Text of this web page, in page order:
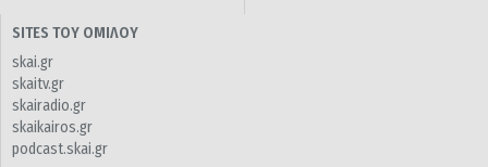
SITES ΤΟΥ ΟΜΙΛΟΥ
skai.gr
skaitv.gr
skairadio.gr
skaikairos.gr
podcast.skai.gr